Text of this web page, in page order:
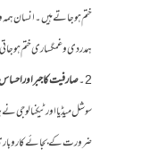
ختم ہو جاتے ہیں۔ انسان
ہمدردی و غمگساری ختم ہو
2۔ صارفیت کا جبر اور احساس
سوشل میڈیا اور ٹیکنالوجی
ضرورت کے بجائے کاروباری